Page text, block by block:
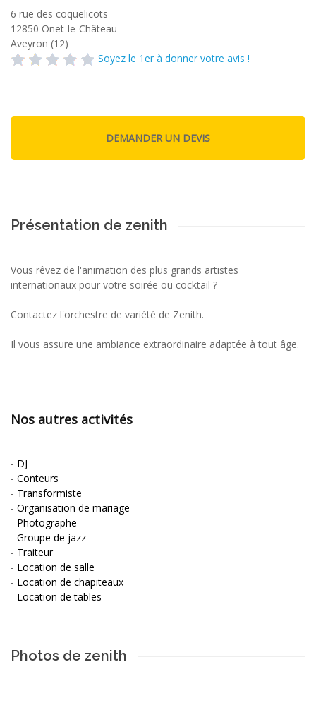
6 rue des coquelicots
12850 Onet-le-Château
Aveyron (12)
Soyez le 1er à donner votre avis !
Présentation de zenith
Vous rêvez de l'animation des plus grands artistes
internationaux pour votre soirée ou cocktail ?
Contactez l'orchestre de variété de Zenith.
Il vous assure une ambiance extraordinaire adaptée à tout âge.
Nos autres activités
- DJ
- Conteurs
- Transformiste
- Organisation de mariage
- Photographe
- Groupe de jazz
- Traiteur
- Location de salle
- Location de chapiteaux
- Location de tables
Photos de zenith